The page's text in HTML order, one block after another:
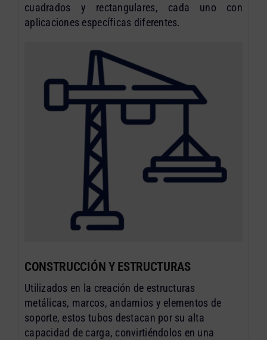
cuadrados y rectangulares, cada uno con
aplicaciones específicas diferentes.
CONSTRUCCIÓN Y ESTRUCTURAS
Utilizados en la creación de estructuras
metálicas, marcos, andamios y elementos de
soporte, estos tubos destacan por su alta
capacidad de carga, convirtiéndolos en una